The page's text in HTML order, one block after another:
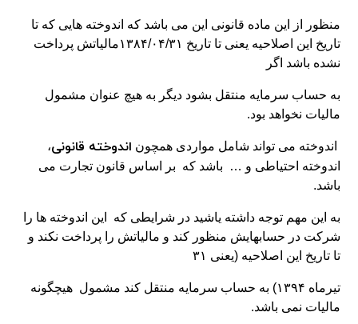
منظور از این ماده قانونی این می باشد که اندوخته هایی که تا
تاریخ این اصلاحیه یعنی تا تاریخ ۱۳۸۴/۰۴/۳۱مالیاتش پرداخت
نشده باشد اگر
به حساب سرمایه منتقل بشود دیگر به هیچ عنوان مشمول
مالیات نخواهد بود.
اندوخته می تواند شامل مواردی همچون اندوخته قانونی،
اندوخته احتیاطی و … باشد که بر اساس قانون تجارت می
باشد.
به این مهم توجه داشته یاشید در شرایطی که این اندوخته ها را
شرکت در حسابهایش منظور کند و مالیاتش را پرداخت نکند و
تا تاریخ این اصلاحیه (یعنی ۳۱
تیرماه ۱۳۹۴) به حساب سرمایه منتقل کند مشمول هیچگونه
مالیات نمی باشد.